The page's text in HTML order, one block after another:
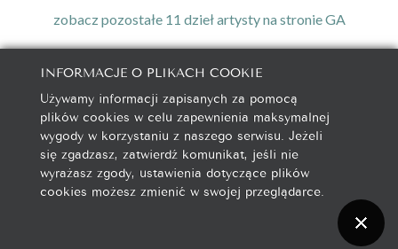
zobacz pozostałe 11 dzieł artysty na stronie GA
galeria@autorska.pl
608 596 314
85-078 Bydgoszcz, ul. Chocimska 5
Na początek
© 2004–2026 Galeria Autorska Jan Kaja, Jacek Soliński
INFORMACJE O PLIKACH COOKIE
Używamy informacji zapisanych za pomocą
plików cookies w celu zapewnienia maksymalnej
wygody w korzystaniu z naszego serwisu. Jeżeli
się zgadzasz, zatwierdź komunikat, jeśli nie
wyrażasz zgody, ustawienia dotyczące plików
cookies możesz zmienić w swojej przeglądarce.